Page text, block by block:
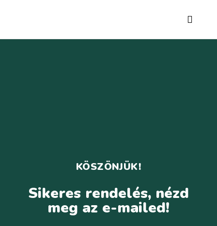
KÖSZÖNJÜK!
Sikeres rendelés, nézd
meg az e-mailed!